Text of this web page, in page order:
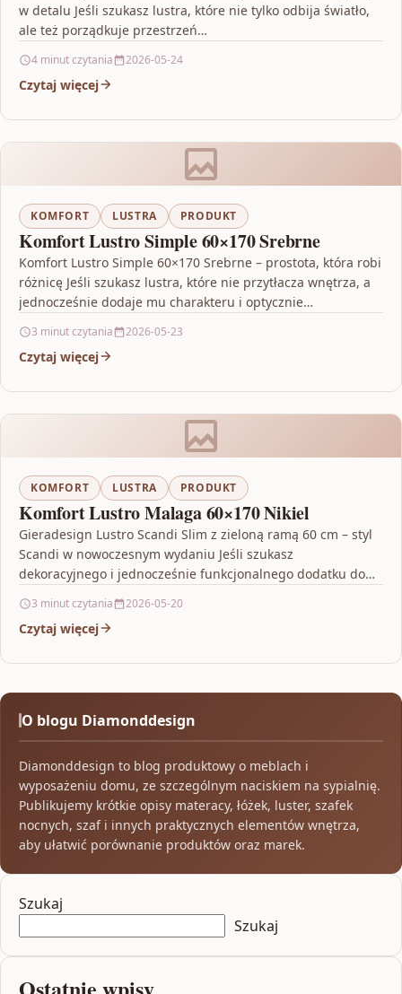
w detalu Jeśli szukasz lustra, które nie tylko odbija światło,
ale też porządkuje przestrzeń…
4 minut czytania 2026-05-24
Czytaj więcej
KOMFORT LUSTRA PRODUKT
Komfort Lustro Simple 60×170 Srebrne
Komfort Lustro Simple 60×170 Srebrne – prostota, która robi
różnicę Jeśli szukasz lustra, które nie przytłacza wnętrza, a
jednocześnie dodaje mu charakteru i optycznie…
3 minut czytania 2026-05-23
Czytaj więcej
KOMFORT LUSTRA PRODUKT
Komfort Lustro Malaga 60×170 Nikiel
Gieradesign Lustro Scandi Slim z zieloną ramą 60 cm – styl
Scandi w nowoczesnym wydaniu Jeśli szukasz
dekoracyjnego i jednocześnie funkcjonalnego dodatku do
3 minut czytania 2026-05-20
Czytaj więcej
O blogu Diamonddesign
Diamonddesign to blog produktowy o meblach i
wyposażeniu domu, ze szczególnym naciskiem na sypialnię.
Publikujemy krótkie opisy materacy, łóżek, luster, szafek
nocnych, szaf i innych praktycznych elementów wnętrza,
aby ułatwić porównanie produktów oraz marek.
Szukaj
Szukaj